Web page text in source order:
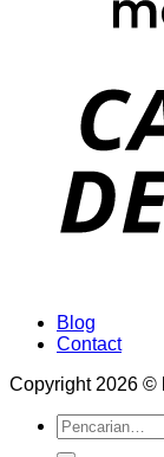
Blog
Contact
Copyright 2026 ©
Pencarian
untuk: